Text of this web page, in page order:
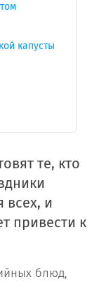
капусты
те, кто
всех, и
привести к
блюд,